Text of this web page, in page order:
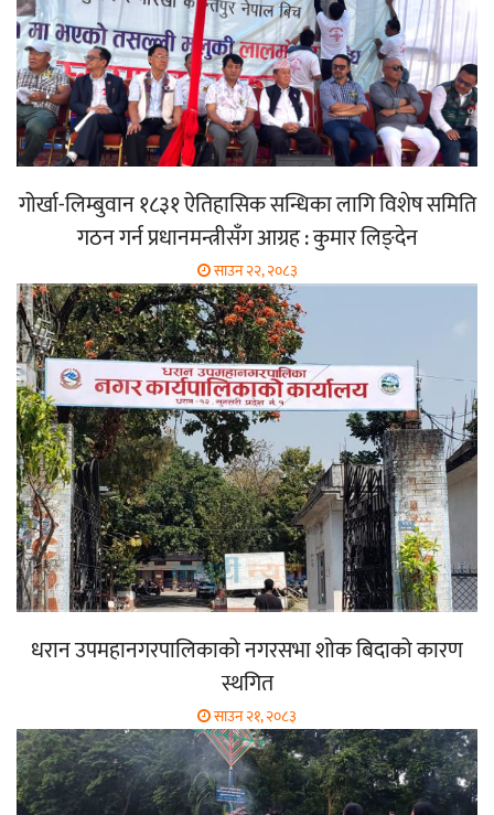
गोर्खा-लिम्बुवान १८३१ ऐतिहासिक सन्धिका लागि विशेष समिति
गठन गर्न प्रधानमन्त्रीसँग आग्रह : कुमार लिङ्देन
साउन २२, २०८३
धरान उपमहानगरपालिकाको नगरसभा शोक बिदाको कारण
स्थगित
साउन २१, २०८३